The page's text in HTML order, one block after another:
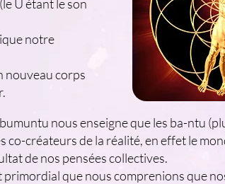
U étant le son
notre
nouveau corps
nous enseigne que les ba-ntu
co-créateurs de la réalité, en effet le
de nos pensées collectives.
que nous comprenions que